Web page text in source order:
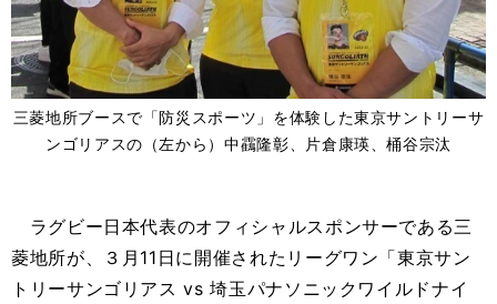
三菱地所ブースで「防災スポーツ」を体験した東京サントリーサ
ンゴリアスの（左から）中靍隆彰、片倉康瑛、桶谷宗汰
ラグビー日本代表のオフィシャルスポンサーである三
菱地所が、３月11日に開催されたリーグワン「東京サン
トリーサンゴリアス vs 埼玉パナソニックワイルドナイ